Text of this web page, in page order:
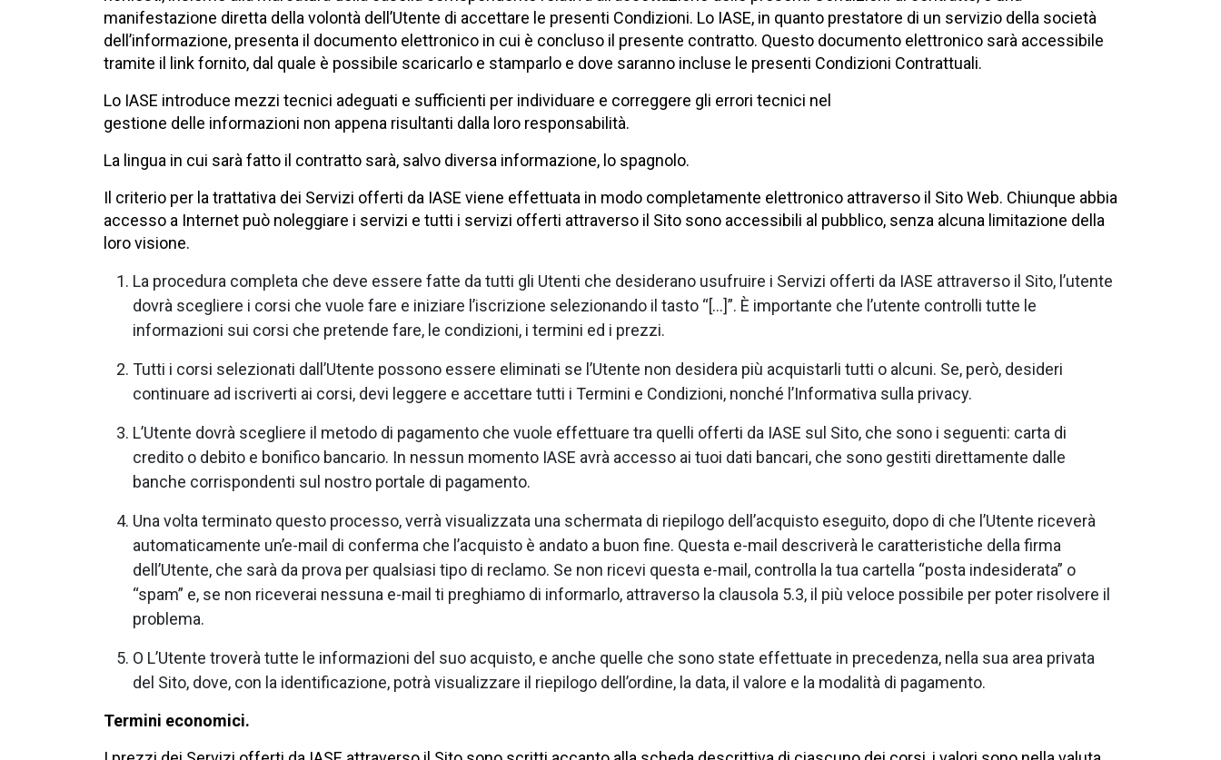
manifestazione diretta della volontà dell’Utente di accettare le presenti Condizioni. Lo IASE, in quanto prestatore di un servizio della società
dell’informazione, presenta il documento elettronico in cui è concluso il presente contratto. Questo documento elettronico sarà accessibile
tramite il link fornito, dal quale è possibile scaricarlo e stamparlo e dove saranno incluse le presenti Condizioni Contrattuali.
Lo IASE introduce mezzi tecnici adeguati e sufficienti per individuare e correggere gli errori tecnici nel
gestione delle informazioni non appena risultanti dalla loro responsabilità.
La lingua in cui sarà fatto il contratto sarà, salvo diversa informazione, lo spagnolo.
Il criterio per la trattativa dei Servizi offerti da IASE viene effettuata in modo completamente elettronico attraverso il Sito Web. Chiunque abbia
accesso a Internet può noleggiare i servizi e tutti i servizi offerti attraverso il Sito sono accessibili al pubblico, senza alcuna limitazione della
loro visione.
La procedura completa che deve essere fatte da tutti gli Utenti che desiderano usufruire i Servizi offerti da IASE attraverso il Sito, l’utente
dovrà scegliere i corsi che vuole fare e iniziare l’iscrizione selezionando il tasto “[…]”. È importante che l’utente controlli tutte le
informazioni sui corsi che pretende fare, le condizioni, i termini ed i prezzi.
Tutti i corsi selezionati dall’Utente possono essere eliminati se l’Utente non desidera più acquistarli tutti o alcuni. Se, però, desideri
continuare ad iscriverti ai corsi, devi leggere e accettare tutti i Termini e Condizioni, nonché l’Informativa sulla privacy.
L’Utente dovrà scegliere il metodo di pagamento che vuole effettuare tra quelli offerti da IASE sul Sito, che sono i seguenti: carta di
credito o debito e bonifico bancario. In nessun momento IASE avrà accesso ai tuoi dati bancari, che sono gestiti direttamente dalle
banche corrispondenti sul nostro portale di pagamento.
Una volta terminato questo processo, verrà visualizzata una schermata di riepilogo dell’acquisto eseguito, dopo di che l’Utente riceverà
automaticamente un’e-mail di conferma che l’acquisto è andato a buon fine. Questa e-mail descriverà le caratteristiche della firma
dell’Utente, che sarà da prova per qualsiasi tipo di reclamo. Se non ricevi questa e-mail, controlla la tua cartella “posta indesiderata” o
“spam” e, se non riceverai nessuna e-mail ti preghiamo di informarlo, attraverso la clausola 5.3, il più veloce possibile per poter risolvere il
problema.
O L’Utente troverà tutte le informazioni del suo acquisto, e anche quelle che sono state effettuate in precedenza, nella sua area privata
del Sito, dove, con la identificazione, potrà visualizzare il riepilogo dell’ordine, la data, il valore e la modalità di pagamento.
Termini economici.